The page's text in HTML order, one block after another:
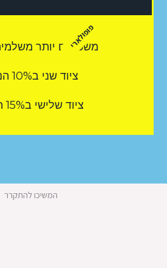
פופולארי
משכירים יותר
ציוד שני ב10% הנחה
ציוד שלישי ב15% הנחה
המשיכו להתקרר